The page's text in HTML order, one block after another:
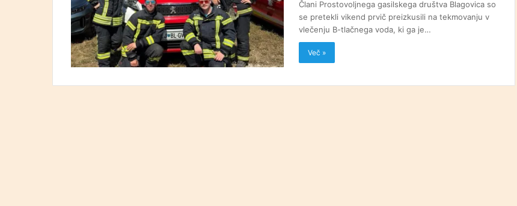
Člani Prostovoljnega gasilskega društva Blagovica so
se pretekli vikend prvič preizkusili na tekmovanju v
vlečenju B-tlačnega voda, ki ga je…
Več »